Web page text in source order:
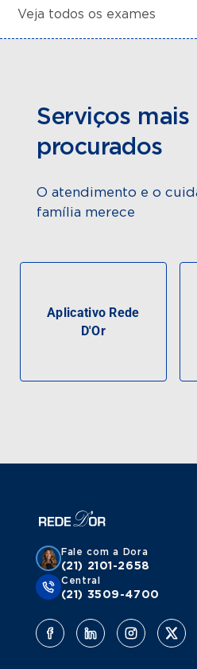
Veja todos os exames
Serviços mais
procurados
O atendimento e o
família merece
Aplicativo Rede
D'Or
Fale com a Dora
(21) 2101-2658
Central
(21) 3509-4700